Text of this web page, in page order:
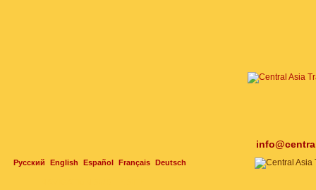
Русский English Español Français Deutsch